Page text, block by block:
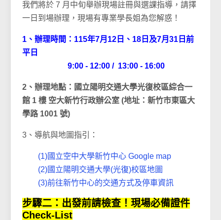
我們將於 7 月中旬舉辦現場註冊與選課指導，請擇
一日到場辦理，現場有專業學長姐為您解惑！
1、辦理時間：115年7月12日、18日及7月31日前
平日
9:00 - 12:00 / 13:00 - 16:00
2、辦理地點：國立陽明交通大學光復校區綜合一
館 1 樓 空大新竹行政辦公室 (地址：新竹市東區大
學路 1001 號)
3、導航與地圖指引：
(1)國立空中大學新竹中心 Google map
(2)國立陽明交通大學(光復)校區地圖
(3)前往新竹中心的交通方式及停車資訊
步驟二：出發前請檢查！現場必備證件
Check-List